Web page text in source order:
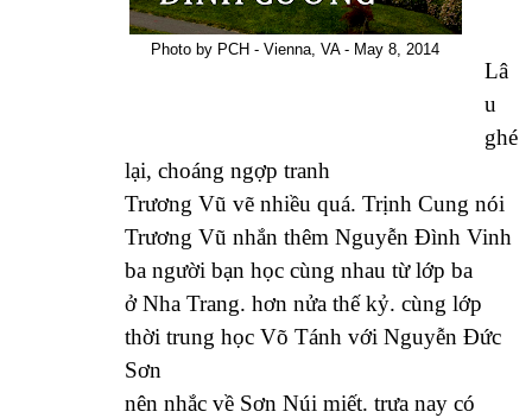
Photo by PCH - Vienna, VA - May 8, 2014
Lâ
u
ghé
lại, choáng ngợp tranh
Trương Vũ vẽ nhiều quá. Trịnh Cung nói
Trương Vũ nhắn thêm Nguyễn Đình Vinh
ba người bạn học cùng nhau từ lớp ba
ở Nha Trang. hơn nửa thế kỷ. cùng lớp
thời trung học Võ Tánh với Nguyễn Đức
Sơn
nên nhắc về Sơn Núi miết. trưa nay có